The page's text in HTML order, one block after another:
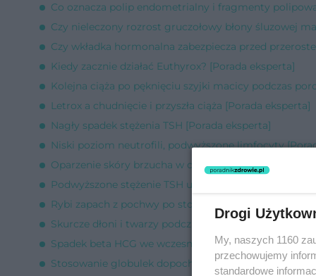
Co oznacza polip endometrialny i fragmenty
Czy nieleczony rozrost gruczołowy błony śluzowej
Czy wkładka hormonalna zabezpiecza przed
Kiedy zacznie działać Euthyrox? [Porada eksperta]
Kolejna ciąża po pęknięciu szyjki macicy podczas
Letrox a chudnięcie i przyszła ciąża [Porada eksperta]
Nagły spadek stężenia TSH [Porada eksperta]
Niski poziom neutrofili, podwyższone limfocyty
Oparzenie skóry brzucha w ciąży [Porada eksperta]
Podwyższone stężenie TSH u nastolatki [Porada
Rybi zapach z pochwy po stosunku [Porada eksperta]
Skurcze dłoni i twarzy podczas współżycia [Porada
Spadek beta HCG we wczesnej ciąży [Porada eksperta]
Stosowanie globulek dopochwowych a współżycie
Drogi
My, naszych 1160
przechowujemy
standardowe